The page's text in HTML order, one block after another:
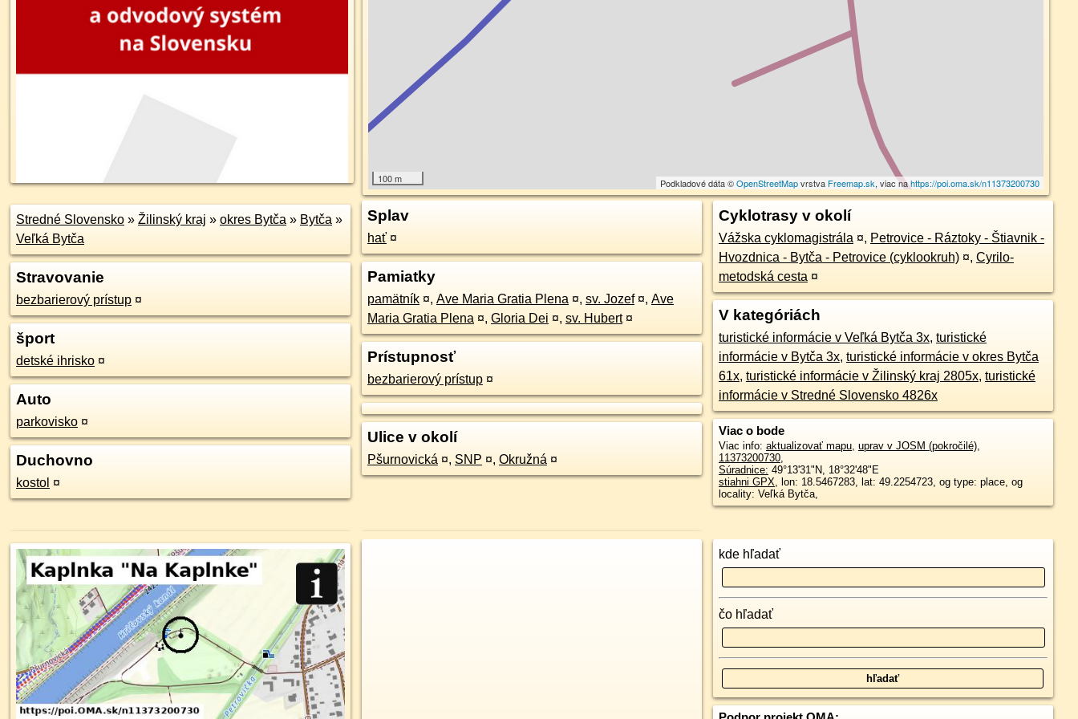
100 m Podkladové dáta ©OpenStreetMapvrstva Freemap.sk, viac nahttps://poi.oma.sk/n11373200730
Stredné Slovensko » Žilinský kraj » okres Bytča » Bytča »
Veľká Bytča
Stravovanie
bezbarierový prístup ¤
šport
detské ihrisko ¤
Auto
parkovisko ¤
Duchovno
kostol ¤
Splav
hať ¤
Pamiatky
pamätník ¤, Ave Maria Gratia Plena ¤, sv. Jozef ¤, Ave
Maria Gratia Plena ¤, Gloria Dei ¤, sv. Hubert ¤
Prístupnosť
bezbarierový prístup ¤
Ulice v okolí
Pšurnovická ¤, SNP ¤, Okružná ¤
Cyklotrasy v okolí
Vážska cyklomagistrála ¤, Petrovice - Ráztoky - Štiavnik -
Hvozdnica - Bytča - Petrovice (cyklookruh) ¤, Cyrilo-
metodská cesta ¤
V kategóriách
turistické informácie v Veľká Bytča 3x, turistické
informácie v Bytča 3x, turistické informácie v okres Bytča
61x, turistické informácie v Žilinský kraj 2805x, turistické
informácie v Stredné Slovensko 4826x
Viac o bode
Viac info: aktualizovať mapu, uprav v JOSM (pokročilé),
11373200730,
Súradnice: 49°13'31"N, 18°32'48"E
stiahni GPX, lon: 18.5467283, lat: 49.2254723, og type: place, og
locality: Veľká Bytča,
kde hľadať
čo hľadať